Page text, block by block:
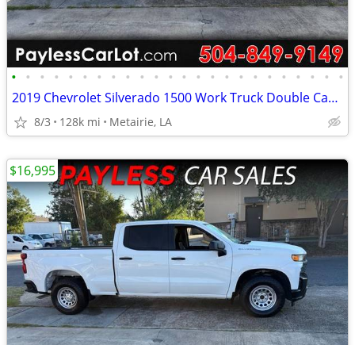
• • • • • • • • • • • • • • • • • • • • • • • •
2019 Chevrolet Silverado 1500 Work Truck Double Cab 2WD
8/3 128k mi Metairie, LA
$16,995